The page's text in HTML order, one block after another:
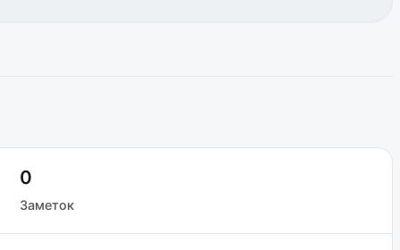
0
Заметок